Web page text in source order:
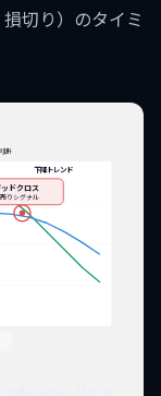
切り）のタイミ
断
下降トレンド
ドクロス
りシグナル